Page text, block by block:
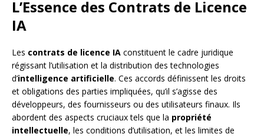
L’Essence des Contrats de Licence
IA
Les contrats de licence IA constituent le cadre juridique
régissant l’utilisation et la distribution des technologies
d’intelligence artificielle. Ces accords définissent les droits
et obligations des parties impliquées, qu’il s’agisse des
développeurs, des fournisseurs ou des utilisateurs finaux. Ils
abordent des aspects cruciaux tels que la propriété
intellectuelle, les conditions d’utilisation, et les limites de